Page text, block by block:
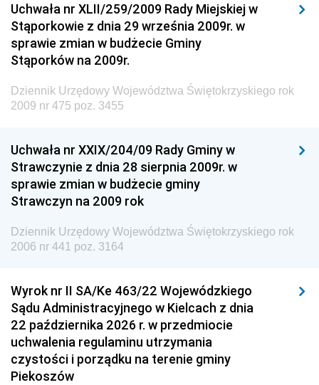
Dziennik Urzędowy Generalnej Dyrekcji Dróg
Krajowych i Autostrad
Dziennik Urzędowy Ministra Środowiska
Dziennik Urzędowy Ministra Edukacji
Dziennik Urzędowy Ministra Przemysłu
Dziennik Urzędowy Ministra Finansów i Gospodarki
Dziennik Urzędowy Ministra do Spraw Unii
Dziennik Urzędowy Agencji Wywiadu
Uchwała nr XLII/259/2009 Rady Miejskiej w
Stąporkowie z dnia 29 września 2009r. w
sprawie zmian w budżecie Gminy
Stąporków na 2009r.
Dziennik Urzędowy Województwa Świętokrzyskiego rok
2009 nr 475 poz. 3455
Uchwała nr XXIX/204/09 Rady Gminy w
Strawczynie z dnia 28 sierpnia 2009r. w
sprawie zmian w budżecie gminy
Strawczyn na 2009 rok
Dziennik Urzędowy Województwa Świętokrzyskiego rok
2006 nr 441 poz. 3164
Wyrok nr II SA/Ke 463/22 Wojewódzkiego
Sądu Administracyjnego w Kielcach z dnia
22 października 2026 r. w przedmiocie
uchwalenia regulaminu utrzymania
czystości i porządku na terenie gminy
Piekoszów